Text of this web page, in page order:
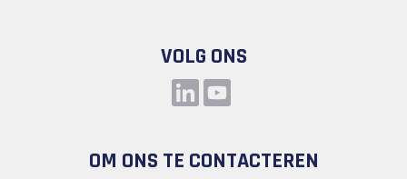
VOLG ONS
OM ONS TE CONTACTEREN